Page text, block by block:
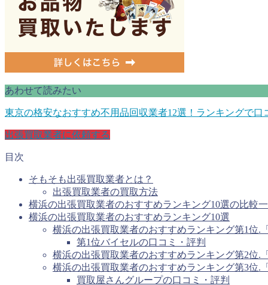
あわせて読みたい
東京の格安なおすすめ不用品回収業者12選！ランキングで
出張買取業者に依頼する
目次
そもそも出張買取業者とは？
出張買取業者の買取方法
横浜の出張買取業者のおすすめランキング10選の比較
横浜の出張買取業者のおすすめランキング10選
横浜の出張買取業者のおすすめランキング第1位.
第1位バイセルの口コミ・評判
横浜の出張買取業者のおすすめランキング第2位.
横浜の出張買取業者のおすすめランキング第3位.
買取屋さんグループの口コミ・評判